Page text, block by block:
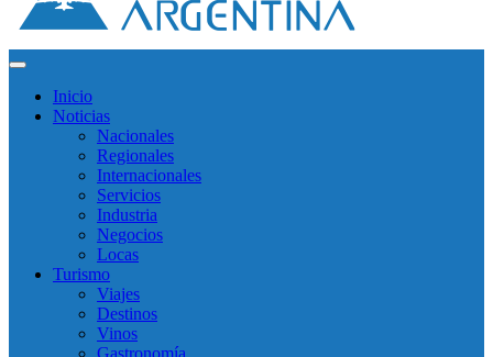
Inicio
Noticias
Nacionales
Regionales
Internacionales
Servicios
Industria
Negocios
Locas
Turismo
Viajes
Destinos
Vinos
Gastronomía